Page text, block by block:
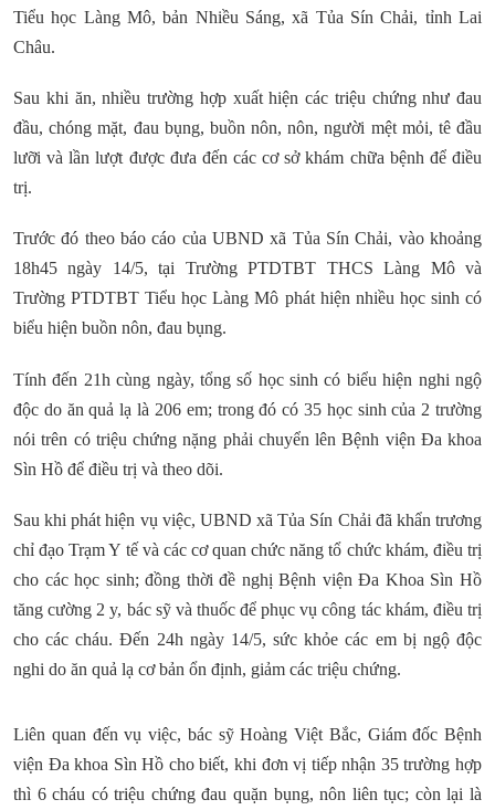
Tiểu học Làng Mô, bản Nhiều Sáng, xã Tủa Sín Chải, tỉnh Lai
Châu.
Sau khi ăn, nhiều trường hợp xuất hiện các triệu chứng như đau
đầu, chóng mặt, đau bụng, buồn nôn, nôn, người mệt mỏi, tê đầu
lưỡi và lần lượt được đưa đến các cơ sở khám chữa bệnh để điều
trị.
Trước đó theo báo cáo của UBND xã Tủa Sín Chải, vào khoảng
18h45 ngày 14/5, tại Trường PTDTBT THCS Làng Mô và
Trường PTDTBT Tiểu học Làng Mô phát hiện nhiều học sinh có
biểu hiện buồn nôn, đau bụng.
Tính đến 21h cùng ngày, tổng số học sinh có biểu hiện nghi ngộ
độc do ăn quả lạ là 206 em; trong đó có 35 học sinh của 2 trường
nói trên có triệu chứng nặng phải chuyển lên Bệnh viện Đa khoa
Sìn Hồ để điều trị và theo dõi.
Sau khi phát hiện vụ việc, UBND xã Tủa Sín Chải đã khẩn trương
chỉ đạo Trạm Y tế và các cơ quan chức năng tổ chức khám, điều trị
cho các học sinh; đồng thời đề nghị Bệnh viện Đa Khoa Sìn Hồ
tăng cường 2 y, bác sỹ và thuốc để phục vụ công tác khám, điều trị
cho các cháu. Đến 24h ngày 14/5, sức khỏe các em bị ngộ độc
nghi do ăn quả lạ cơ bản ổn định, giảm các triệu chứng.
Liên quan đến vụ việc, bác sỹ Hoàng Việt Bắc, Giám đốc Bệnh
viện Đa khoa Sìn Hồ cho biết, khi đơn vị tiếp nhận 35 trường hợp
thì 6 cháu có triệu chứng đau quặn bụng, nôn liên tục; còn lại là